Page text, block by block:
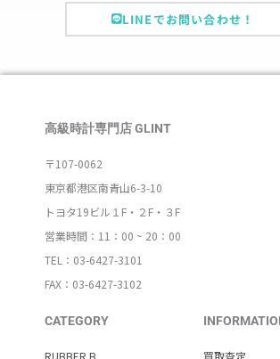
LINEでお問い合わせ！
高級時計専門店 GLINT
〒107-0062
東京都港区南青山6-3-10
トヨタ19ビル１F・２F・３F
営業時間：11：00 ~ 20：00
TEL：03-6427-3101
FAX：03-6427-3102
CATEGORY
RUBBER B 買取査定